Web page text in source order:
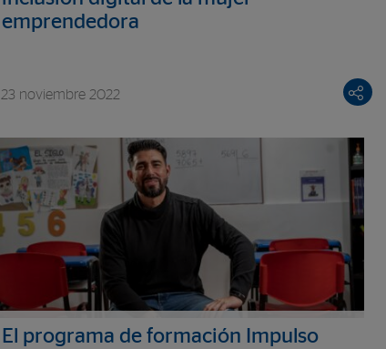
emprendedora
23 noviembre 2022
El programa de formación Impulso